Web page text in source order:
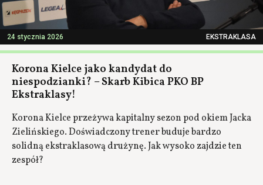
24 stycznia 2026 EKSTRAKLASA
Korona Kielce jako kandydat do
niespodzianki? – Skarb Kibica PKO BP
Ekstraklasy!
Korona Kielce przeżywa kapitalny sezon pod okiem Jacka
Zielińskiego. Doświadczony trener buduje bardzo
solidną ekstraklasową drużynę. Jak wysoko zajdzie ten
zespół?